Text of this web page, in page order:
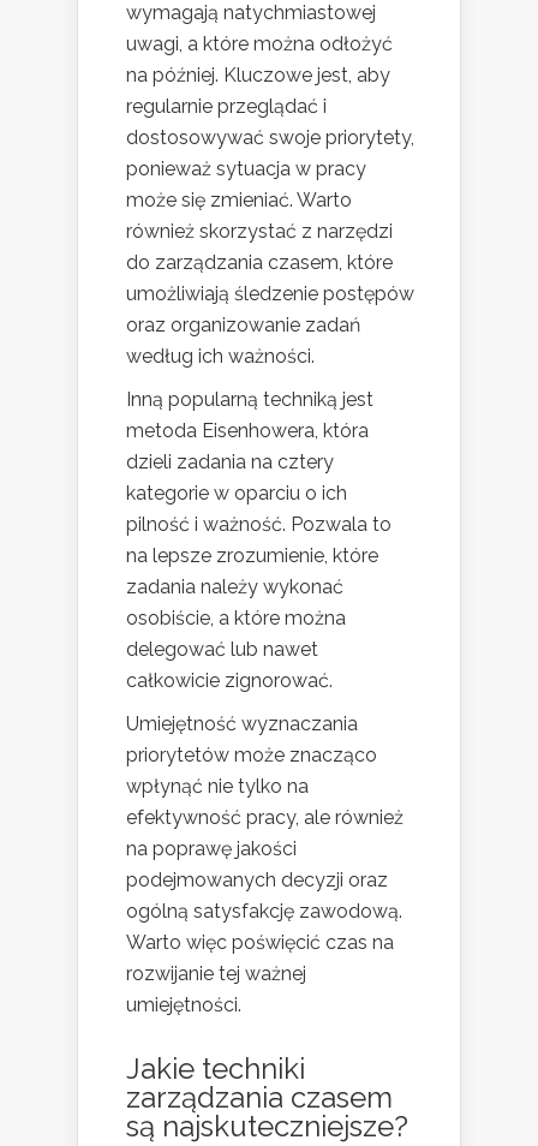
wymagają natychmiastowej
uwagi, a które można odłożyć
na później. Kluczowe jest, aby
regularnie przeglądać i
dostosowywać swoje priorytety,
ponieważ sytuacja w pracy
może się zmieniać. Warto
również skorzystać z narzędzi
do zarządzania czasem, które
umożliwiają śledzenie postępów
oraz organizowanie zadań
według ich ważności.
Inną popularną techniką jest
metoda Eisenhowera, która
dzieli zadania na cztery
kategorie w oparciu o ich
pilność i ważność. Pozwala to
na lepsze zrozumienie, które
zadania należy wykonać
osobiście, a które można
delegować lub nawet
całkowicie zignorować.
Umiejętność wyznaczania
priorytetów może znacząco
wpłynąć nie tylko na
efektywność pracy, ale również
na poprawę jakości
podejmowanych decyzji oraz
ogólną satysfakcję zawodową.
Warto więc poświęcić czas na
rozwijanie tej ważnej
umiejętności.
Jakie techniki
zarządzania czasem
są najskuteczniejsze?